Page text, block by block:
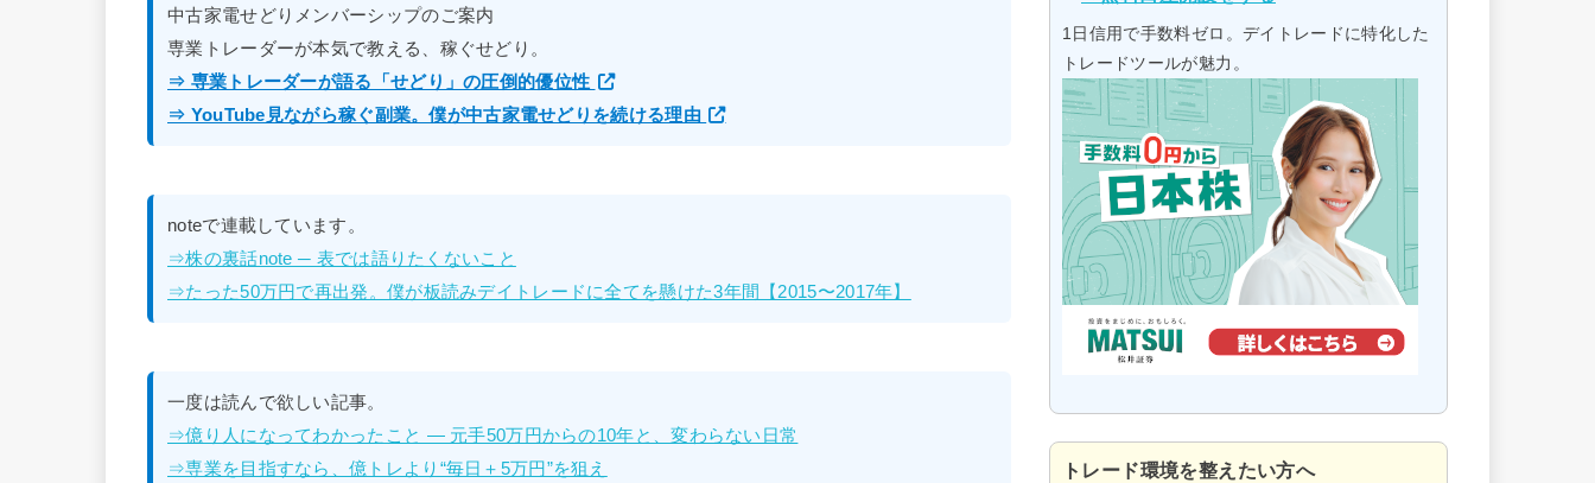
中古家電せどりメンバーシップのご案内
専業トレーダーが本気で教える、稼ぐせどり。
⇒ 専業トレーダーが語る「せどり」の圧倒的優位性
⇒ YouTube見ながら稼ぐ副業。僕が中古家電せどりを続ける理由
noteで連載しています。
⇒株の裏話note ─ 表では語りたくないこと
⇒たった50万円で再出発。僕が板読みデイトレードに全てを懸けた3年間【2015〜2017年】
一度は読んで欲しい記事。
⇒億り人になってわかったこと — 元手50万円からの10年と、変わらない日常
⇒専業を目指すなら、億トレより“毎日＋5万円”を狙え
1日信用で手数料ゼロ。デイトレードに特化した
トレードツールが魅力。
トレード環境を整えたい方へ